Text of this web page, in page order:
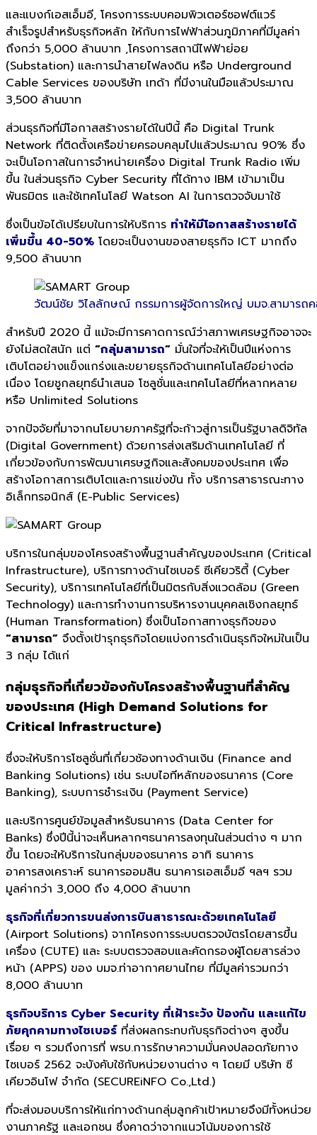
และแบงก์เอสเอ็มอี, โครงการระบบคอมพิวเตอร์ซอฟต์แวร์
สำเร็จรูปสำหรับธุรกิจหลัก ให้กับการไฟฟ้าส่วนภูมิภาคที่มีมูลค่า
ถึงกว่า 5,000 ล้านบาท ,โครงการสถานีไฟฟ้าย่อย
(Substation) และการนำสายไฟลงดิน หรือ Underground
Cable Services ของบริษัท เทด้า ที่มีงานในมือแล้วประมาณ
3,500 ล้านบาท
ส่วนธุรกิจที่มีโอกาสสร้างรายได้ในปีนี้ คือ Digital Trunk
Network ที่ติดตั้งเครือข่ายครอบคลุมไปแล้วประมาณ 90% ซึ่ง
จะเป็นโอกาสในการจำหน่ายเครื่อง Digital Trunk Radio เพิ่ม
ขึ้น ในส่วนธุรกิจ Cyber Security ที่ได้ทาง IBM เข้ามาเป็น
พันธมิตร และใช้เทคโนโลยี Watson AI ในการตวจจับมาใช้
ซึ่งเป็นข้อได้เปรียบในการให้บริการ ทำให้มีโอกาสสร้างรายได้
เพิ่มขึ้น 40-50% โดยจะเป็นงานของสายธุรกิจ ICT มากถึง
9,500 ล้านบาท
วัฒน์ชัย วิไลลักษณ์ กรรมการผู้จัดการใหญ่ บมจ.สามารถค
สำหรับปี 2020 นี้ แม้จะมีการคาดการณ์ว่าสภาพเศรษฐกิจอาจจะ
ยังไม่สดใสนัก แต่ “กลุ่มสามารถ“ มั่นใจที่จะให้เป็นปีแห่งการ
เติบโตอย่างแข็งแกร่งและขยายธุรกิจด้านเทคโนโลยีอย่างต่อ
เนื่อง โดยชูกลยุทธ์นำเสนอ โซลูชั่นและเทคโนโลยีที่หลากหลาย
หรือ Unlimited Solutions
จากปัจจัยที่มาจากนโยบายภาครัฐที่จะก้าวสู่การเป็นรัฐบาลดิจิทัล
(Digital Government) ด้วยการส่งเสริมด้านเทคโนโลยี ที่
เกี่ยวข้องกับการพัฒนาเศรษฐกิจและสังคมของประเทศ เพื่อ
สร้างโอกาสการเติบโตและการแข่งขัน ทั้ง บริการสาธารณะทาง
อิเล็กทรอนิกส์ (E-Public Services)
บริการในกลุ่มของโครงสร้างพื้นฐานสำคัญของประเทศ (Critical
Infrastructure), บริการทางด้านไซเบอร์ ซีเคียวริตี้ (Cyber
Security), บริการเทคโนโลยีที่เป็นมิตรกับสิ่งแวดล้อม (Green
Technology) และการทำงานการบริหารงานบุคคลเชิงกลยุทธ์
(Human Transformation) ซึ่งเป็นโอกาสทางธุรกิจของ
“สามารถ” จึงตั้งเป้ารุกธุรกิจโดยแบ่งการดำเนินธุรกิจใหม่ในเป็น
3 กลุ่ม ได้แก่
กลุ่มธุรกิจที่เกี่ยวข้องกับโครงสร้างพื้นฐานที่สำคัญ
ของประเทศ (High Demand Solutions for
Critical Infrastructure)
ซึ่งจะให้บริการโซลูชั่นที่เกี่ยวช้องทางด้านเงิน (Finance and
Banking Solutions) เช่น ระบบไอทีหลักของธนาคาร (Core
Banking), ระบบการชำระเงิน (Payment Service)
และบริการศูนย์ข้อมูลสำหรับธนาคาร (Data Center for
Banks) ซึ่งปีนี้น่าจะเห็นหลากๆธนาคารลงทุนในส่วนต่าง ๆ มาก
ขึ้น โดยจะให้บริการในกลุ่มของธนาคาร อาทิ ธนาคาร
อาคารสงเคราะห์ ธนาคารออมสิน ธนาคารเอสเอ็มอี ฯลฯ รวม
มูลค่ากว่า 3,000 ถึง 4,000 ล้านบาท
ธุรกิจที่เกี่ยวการขนส่งการบินสาธารณะด้วยเทคโนโลยี
(Airport Solutions) จากโครงการระบบตรวจบัตรโดยสารขึ้น
เครื่อง (CUTE) และ ระบบตรวจสอบและคัดกรองผู้โดยสารล่วง
หน้า (APPS) ของ บมจ.ท่าอากาศยานไทย ที่มีมูลค่ารวมกว่า
8,000 ล้านบาท
ธุรกิจบริการ Cyber Security ที่เฝ้าระวัง ป้องกัน และแก้ไข
ภัยคุกคามทางไซเบอร์ที่ส่งผลกระทบกับธุรกิจต่างๆ สูงขึ้น
เรื่อย ๆ รวมถึงการที่ พรบ.การรักษาความมั่นคงปลอดภัยทาง
ไซเบอร์ 2562 จะบังคับใช้กับหน่วยงานต่าง ๆ โดยมี บริษัท ซี
เคียวอินโฟ จำกัด (SECUREiNFO Co.,Ltd.)
ที่จะส่งมอบบริการให้แก่ทางด้านกลุ่มลูกค้าเป้าหมายจึงมีทั้งหน่วย
งานภาครัฐ และเอกชน ซึ่งคาดว่าจากแนวโน้มของการใช้